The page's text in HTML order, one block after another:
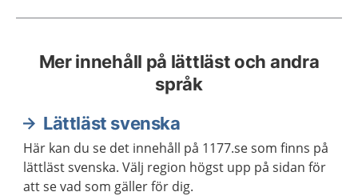
Mer innehåll på lättläst och andra
språk
Lättläst svenska
Här kan du se det innehåll på 1177.se som finns på
lättläst svenska. Välj region högst upp på sidan för
att se vad som gäller för dig.